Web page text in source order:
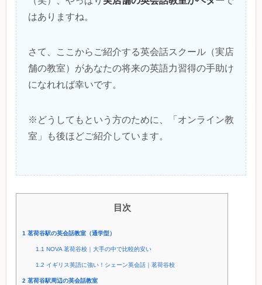
はありますね。
さて、ここからご紹介する英会話スクール（実店
舗の教室）があなたの将来の英語力習得の手助け
になれれば幸いです。
※どうしてもという方のために、「オンライン教
室」も後ほどご紹介しています。
目次
1 茗荷谷駅の英会話教室（通学型）
1.1 NOVA 茗荷谷校｜大手の中で比較的安い
1.2 イギリス英語に強い！シェーン英会話｜茗荷谷校
2 茗荷谷駅周辺の英会話教室